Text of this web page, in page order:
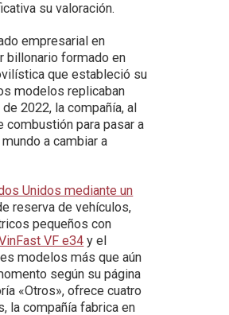
su valoración.
empresarial en
billonario formado en
que estableció su
modelos replicaban
2022, la compañía, al
combustión para pasar a
a cambiar a
Unidos mediante un
reserva de vehículos,
pequeños con
VF e34 y el
modelos más que aún
según su página
«Otros», ofrece cuatro
la compañía fabrica en